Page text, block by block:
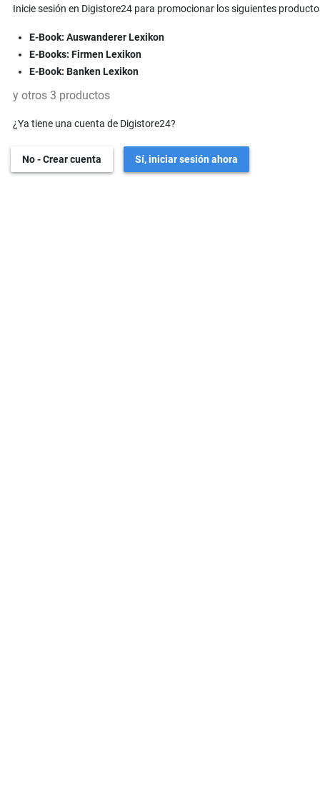
Inicie sesión en Digistore24 para promocionar los siguientes
E-Book: Auswanderer Lexikon
E-Books: Firmen Lexikon
E-Book: Banken Lexikon
y otros 3 productos
¿Ya tiene una cuenta de Digistore24?
No - Crear cuenta Sí, iniciar sesión ahora